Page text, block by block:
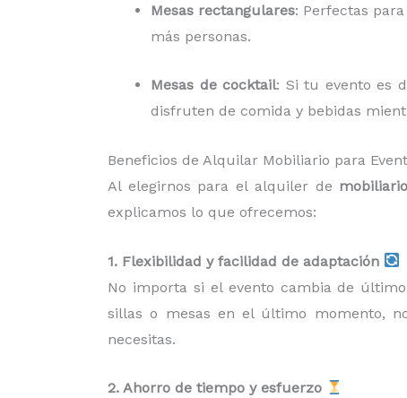
Mesas rectangulares: Perfectas
más personas.
Mesas de cocktail: Si tu evento es
disfruten de comida y bebidas
Beneficios de Alquilar Mobiliario para
Al elegirnos para el alquiler de
explicamos lo que ofrecemos:
1. Flexibilidad y facilidad de adaptación
No importa si el evento cambia de
sillas o mesas en el último momento,
necesitas.
2. Ahorro de tiempo y esfuerzo